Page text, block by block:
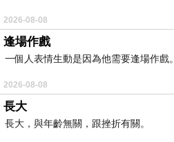
2026-08-08
逢場作戲
一個人表情生動是因為他需要逢場作戲。
2026-08-08
長大
長大，與年齡無關，跟挫折有關。